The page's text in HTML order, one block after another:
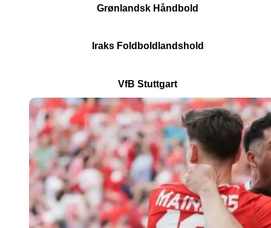
Grønlandsk Håndbold
Iraks Foldboldlandshold
VfB Stuttgart